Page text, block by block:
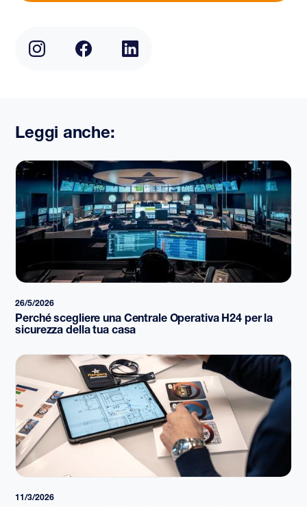
Leggi anche:
26/5/2026
Perché scegliere una Centrale Operativa H24 per la
sicurezza della tua casa
11/3/2026